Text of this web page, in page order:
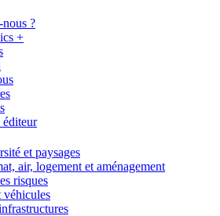
?
+
et paysages
air, logement et aménagement
risques
véhicules